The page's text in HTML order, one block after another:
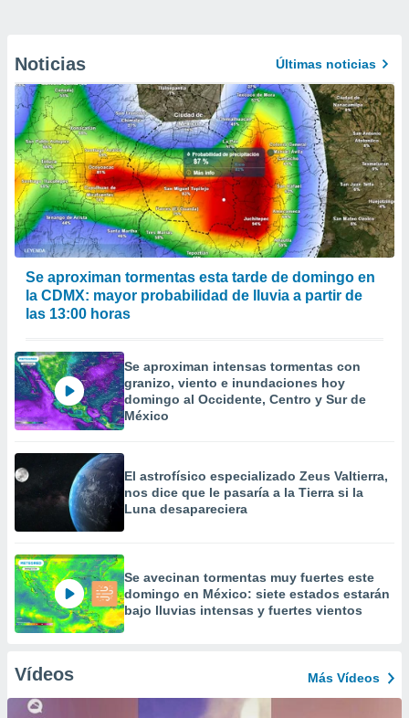
Noticias Últimas noticias
Se aproximan tormentas esta tarde de domingo en
la CDMX: mayor probabilidad de lluvia a partir de
las 13:00 horas
Se aproximan intensas tormentas con
granizo, viento e inundaciones hoy
domingo al Occidente, Centro y Sur de
México
El astrofísico especializado Zeus Valtierra,
nos dice que le pasaría a la Tierra si la
Luna desapareciera
Se avecinan tormentas muy fuertes este
domingo en México: siete estados estarán
bajo lluvias intensas y fuertes vientos
Vídeos Más Vídeos